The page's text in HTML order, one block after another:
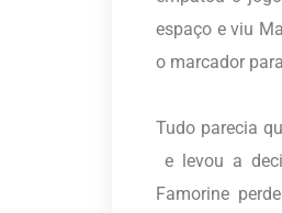
espaço e viu
o marcador
Tudo parecia
e levou a
Famorine